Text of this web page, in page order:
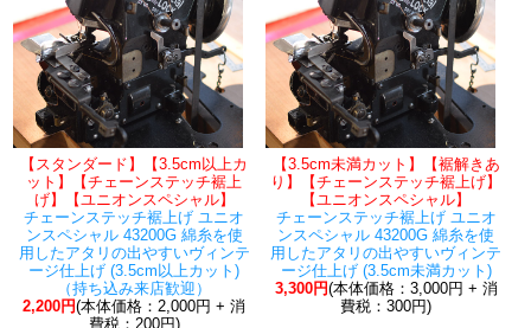
【スタンダード】【3.5cm以上カ
ット】【チェーンステッチ裾上
げ】【ユニオンスペシャル】
チェーンステッチ裾上げ ユニオ
ンスペシャル 43200G 綿糸を使
用したアタリの出やすいヴィンテ
ージ仕上げ (3.5cm以上カット)
（持ち込み来店歓迎）
2,200円(本体価格：2,000円 + 消
費税：200円)
【3.5cm未満カット】【裾解きあ
り】【チェーンステッチ裾上げ】
【ユニオンスペシャル】
チェーンステッチ裾上げ ユニオ
ンスペシャル 43200G 綿糸を使
用したアタリの出やすいヴィンテ
ージ仕上げ (3.5cm未満カット)
3,300円(本体価格：3,000円 + 消
費税：300円)